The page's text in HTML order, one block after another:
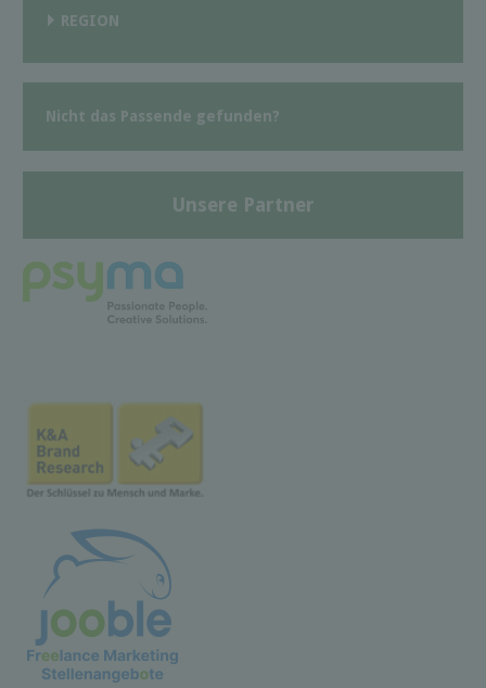
REGION
Nicht das Passende gefunden?
Unsere Partner